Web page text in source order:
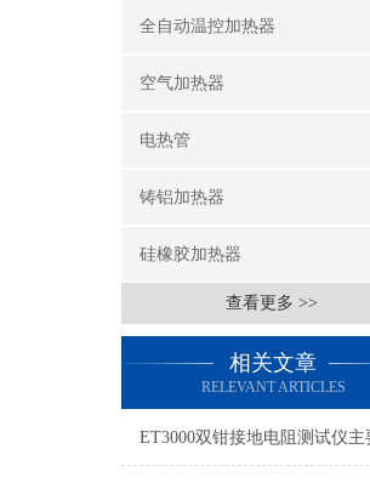
全自动温控加热器
空气加热器
电热管
铸铝加热器
硅橡胶加热器
查看更多 >>
相关文章
RELEVANT ARTICLES